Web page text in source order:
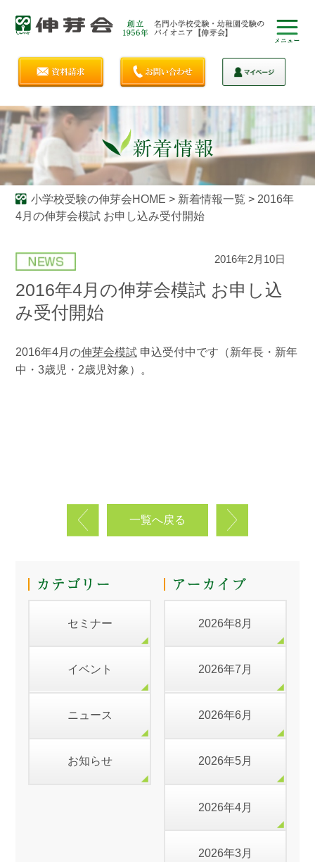
小学校受験の伸芽会HOME > 新着情報一覧 > 2016年
4月の伸芽会模試 お申し込み受付開始
2016年2月10日
2016年4月の伸芽会模試 お申し込
み受付開始
2016年4月の伸芽会模試申込受付中です（新年長・新年
中・3歳児・2歳児対象）。
一覧へ戻る
セミナー
イベント
ニュース
お知らせ
2026年8月
2026年7月
2026年6月
2026年5月
2026年4月
2026年3月